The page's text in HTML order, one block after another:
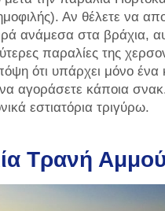
Αν θέλετε να
ανάμεσα στα βράχια,
παραλίες της
ότι υπάρχει μόνο ένα
αγοράσετε κάποια
εστιατόρια τριγύρω.
Τρανή